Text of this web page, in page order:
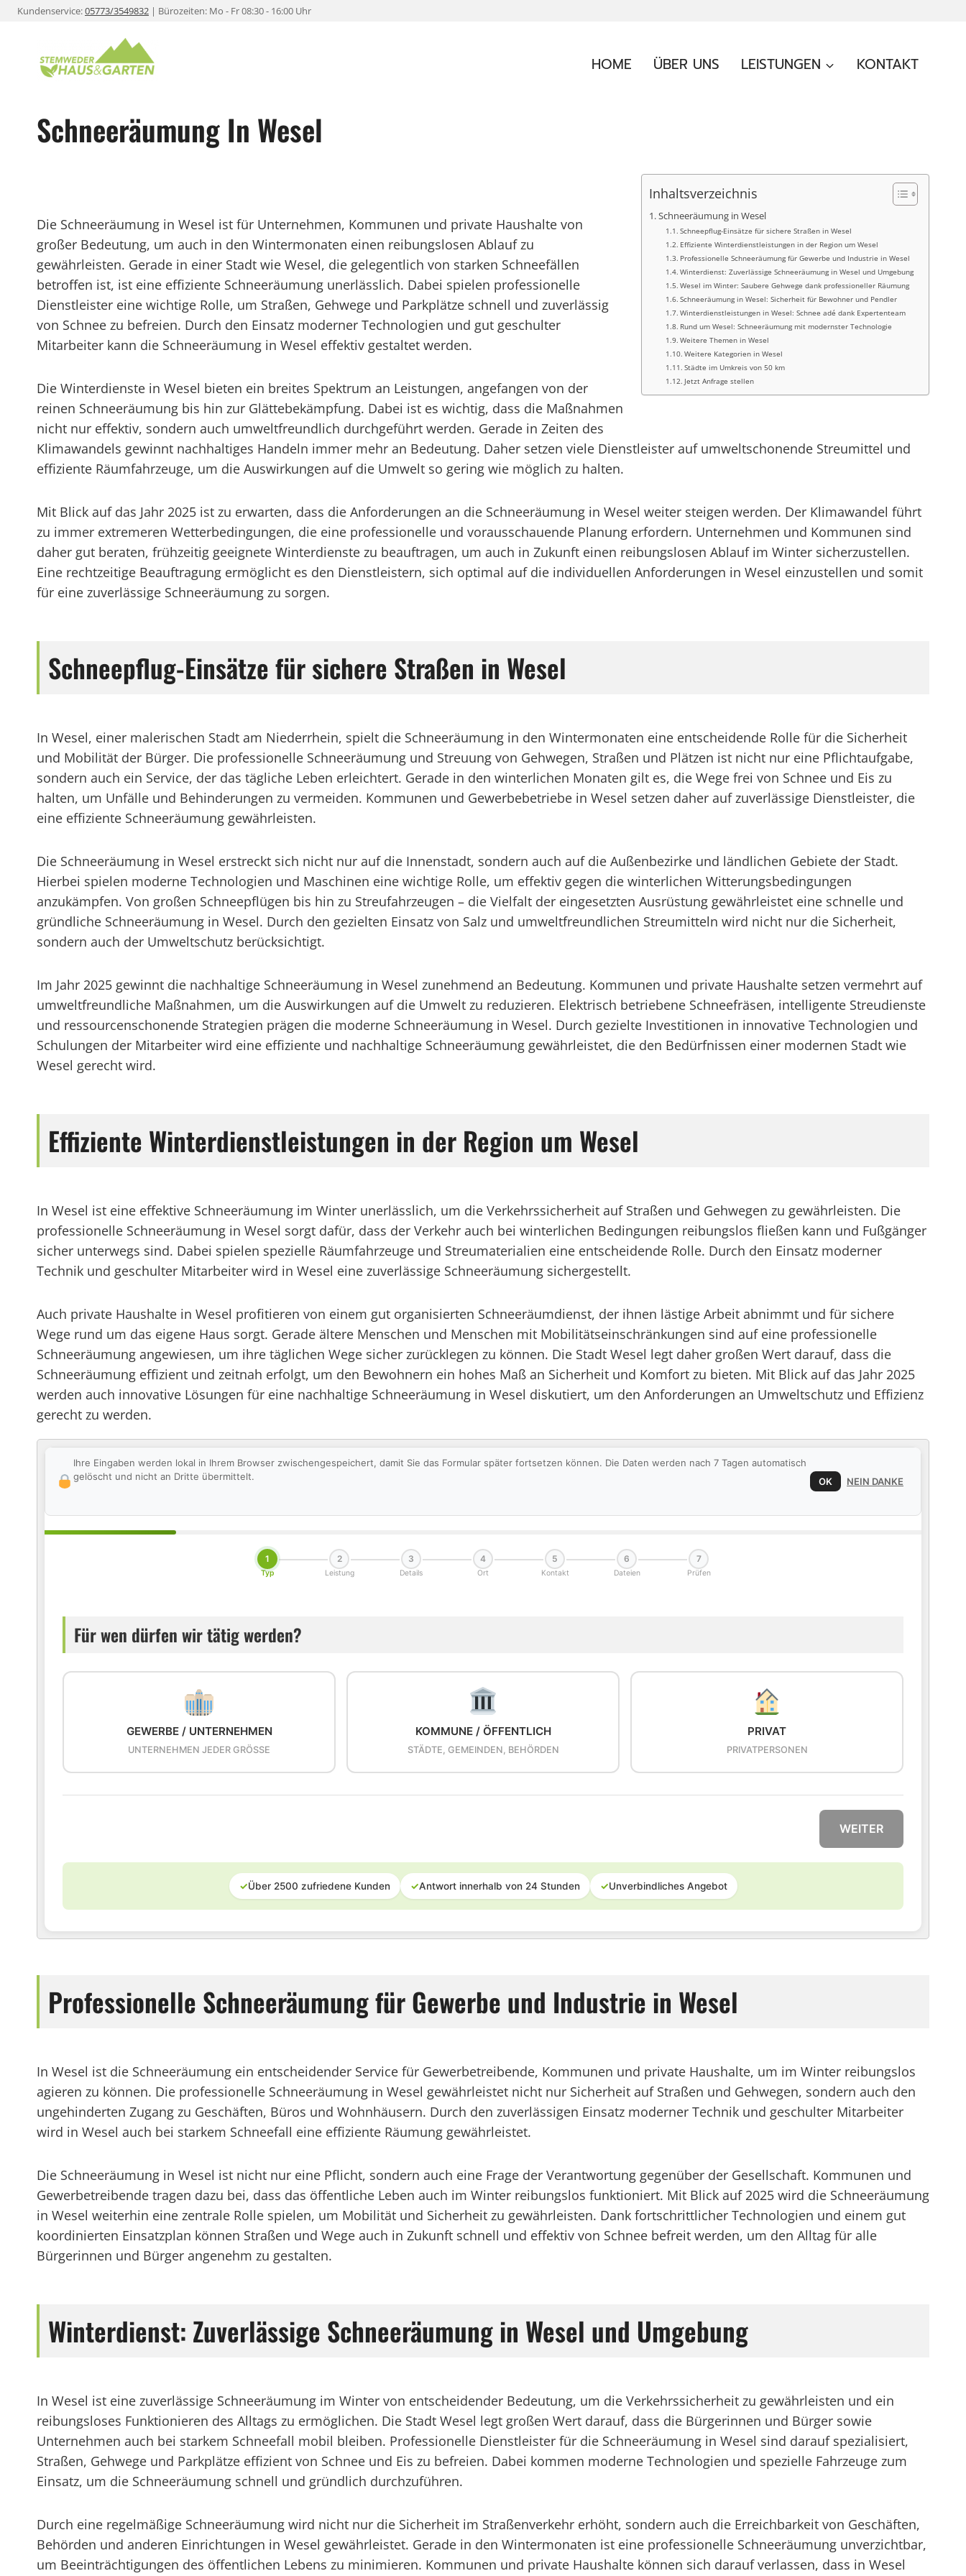
ZumKundenservice:05773/3549832 | Bürozeiten: Mo - Fr 08:30 - 16:00 Uhr
HOME ÜBER UNS LEISTUNGEN KONTAKT
Schneeräumung In Wesel
Inhaltsverzeichnis
Schneeräumung in Wesel
Schneepflug-Einsätze für sichere Straßen in Wesel
Effiziente Winterdienstleistungen in der Region um Wesel
Professionelle Schneeräumung für Gewerbe und Industrie in Wesel
Winterdienst: Zuverlässige Schneeräumung in Wesel und Umgebung
Wesel im Winter: Saubere Gehwege dank professioneller Räumung
Schneeräumung in Wesel: Sicherheit für Bewohner und Pendler
Winterdienstleistungen in Wesel: Schnee adé dank Expertenteam
Rund um Wesel: Schneeräumung mit modernster Technologie
Weitere Themen in Wesel
Weitere Kategorien in Wesel
Städte im Umkreis von 50 km
Jetzt Anfrage stellen
Die Schneeräumung in Wesel ist für Unternehmen, Kommunen und private Haushalte von
großer Bedeutung, um auch in den Wintermonaten einen reibungslosen Ablauf zu
gewährleisten. Gerade in einer Stadt wie Wesel, die gelegentlich von starken Schneefällen
betroffen ist, ist eine effiziente Schneeräumung unerlässlich. Dabei spielen professionelle
Dienstleister eine wichtige Rolle, um Straßen, Gehwege und Parkplätze schnell und zuverlässig
von Schnee zu befreien. Durch den Einsatz moderner Technologien und gut geschulter
Mitarbeiter kann die Schneeräumung in Wesel effektiv gestaltet werden.
Die Winterdienste in Wesel bieten ein breites Spektrum an Leistungen, angefangen von der
reinen Schneeräumung bis hin zur Glättebekämpfung. Dabei ist es wichtig, dass die Maßnahmen
nicht nur effektiv, sondern auch umweltfreundlich durchgeführt werden. Gerade in Zeiten des
Klimawandels gewinnt nachhaltiges Handeln immer mehr an Bedeutung. Daher setzen viele Dienstleister auf umweltschonende Streumittel und
effiziente Räumfahrzeuge, um die Auswirkungen auf die Umwelt so gering wie möglich zu halten.
Mit Blick auf das Jahr 2025 ist zu erwarten, dass die Anforderungen an die Schneeräumung in Wesel weiter steigen werden. Der Klimawandel führt
zu immer extremeren Wetterbedingungen, die eine professionelle und vorausschauende Planung erfordern. Unternehmen und Kommunen sind
daher gut beraten, frühzeitig geeignete Winterdienste zu beauftragen, um auch in Zukunft einen reibungslosen Ablauf im Winter sicherzustellen.
Eine rechtzeitige Beauftragung ermöglicht es den Dienstleistern, sich optimal auf die individuellen Anforderungen in Wesel einzustellen und somit
für eine zuverlässige Schneeräumung zu sorgen.
Schneepflug-Einsätze für sichere Straßen in Wesel
In Wesel, einer malerischen Stadt am Niederrhein, spielt die Schneeräumung in den Wintermonaten eine entscheidende Rolle für die Sicherheit
und Mobilität der Bürger. Die professionelle Schneeräumung und Streuung von Gehwegen, Straßen und Plätzen ist nicht nur eine Pflichtaufgabe,
sondern auch ein Service, der das tägliche Leben erleichtert. Gerade in den winterlichen Monaten gilt es, die Wege frei von Schnee und Eis zu
halten, um Unfälle und Behinderungen zu vermeiden. Kommunen und Gewerbebetriebe in Wesel setzen daher auf zuverlässige Dienstleister, die
eine effiziente Schneeräumung gewährleisten.
Die Schneeräumung in Wesel erstreckt sich nicht nur auf die Innenstadt, sondern auch auf die Außenbezirke und ländlichen Gebiete der Stadt.
Hierbei spielen moderne Technologien und Maschinen eine wichtige Rolle, um effektiv gegen die winterlichen Witterungsbedingungen
anzukämpfen. Von großen Schneepflügen bis hin zu Streufahrzeugen – die Vielfalt der eingesetzten Ausrüstung gewährleistet eine schnelle und
gründliche Schneeräumung in Wesel. Durch den gezielten Einsatz von Salz und umweltfreundlichen Streumitteln wird nicht nur die Sicherheit,
sondern auch der Umweltschutz berücksichtigt.
Im Jahr 2025 gewinnt die nachhaltige Schneeräumung in Wesel zunehmend an Bedeutung. Kommunen und private Haushalte setzen vermehrt auf
umweltfreundliche Maßnahmen, um die Auswirkungen auf die Umwelt zu reduzieren. Elektrisch betriebene Schneefräsen, intelligente Streudienste
und ressourcenschonende Strategien prägen die moderne Schneeräumung in Wesel. Durch gezielte Investitionen in innovative Technologien und
Schulungen der Mitarbeiter wird eine effiziente und nachhaltige Schneeräumung gewährleistet, die den Bedürfnissen einer modernen Stadt wie
Wesel gerecht wird.
Effiziente Winterdienstleistungen in der Region um Wesel
In Wesel ist eine effektive Schneeräumung im Winter unerlässlich, um die Verkehrssicherheit auf Straßen und Gehwegen zu gewährleisten. Die
professionelle Schneeräumung in Wesel sorgt dafür, dass der Verkehr auch bei winterlichen Bedingungen reibungslos fließen kann und Fußgänger
sicher unterwegs sind. Dabei spielen spezielle Räumfahrzeuge und Streumaterialien eine entscheidende Rolle. Durch den Einsatz moderner
Technik und geschulter Mitarbeiter wird in Wesel eine zuverlässige Schneeräumung sichergestellt.
Auch private Haushalte in Wesel profitieren von einem gut organisierten Schneeräumdienst, der ihnen lästige Arbeit abnimmt und für sichere
Wege rund um das eigene Haus sorgt. Gerade ältere Menschen und Menschen mit Mobilitätseinschränkungen sind auf eine professionelle
Schneeräumung angewiesen, um ihre täglichen Wege sicher zurücklegen zu können. Die Stadt Wesel legt daher großen Wert darauf, dass die
Schneeräumung effizient und zeitnah erfolgt, um den Bewohnern ein hohes Maß an Sicherheit und Komfort zu bieten. Mit Blick auf das Jahr 2025
werden auch innovative Lösungen für eine nachhaltige Schneeräumung in Wesel diskutiert, um den Anforderungen an Umweltschutz und Effizienz
gerecht zu werden.
Ihre Eingaben werden lokal in Ihrem Browser zwischengespeichert, damit Sie das Formular später fortsetzen können. Die Daten werden nach 7 Tagen automatisch
gelöscht und nicht an Dritte übermittelt.
OK NEIN DANKE
1
Typ
2
Leistung
3
Details
4
Ort
5
Kontakt
6
Dateien
7
Prüfen
Für wen dürfen wir tätig werden?
GEWERBE / UNTERNEHMEN
UNTERNEHMEN JEDER GRÖSSE
KOMMUNE / ÖFFENTLICH
STÄDTE, GEMEINDEN, BEHÖRDEN
PRIVAT
PRIVATPERSONEN
WEITER
✓Über 2500 zufriedene Kunden ✓Antwort innerhalb von 24 Stunden ✓Unverbindliches Angebot
Professionelle Schneeräumung für Gewerbe und Industrie in Wesel
In Wesel ist die Schneeräumung ein entscheidender Service für Gewerbetreibende, Kommunen und private Haushalte, um im Winter reibungslos
agieren zu können. Die professionelle Schneeräumung in Wesel gewährleistet nicht nur Sicherheit auf Straßen und Gehwegen, sondern auch den
ungehinderten Zugang zu Geschäften, Büros und Wohnhäusern. Durch den zuverlässigen Einsatz moderner Technik und geschulter Mitarbeiter
wird in Wesel auch bei starkem Schneefall eine effiziente Räumung gewährleistet.
Die Schneeräumung in Wesel ist nicht nur eine Pflicht, sondern auch eine Frage der Verantwortung gegenüber der Gesellschaft. Kommunen und
Gewerbetreibende tragen dazu bei, dass das öffentliche Leben auch im Winter reibungslos funktioniert. Mit Blick auf 2025 wird die Schneeräumung
in Wesel weiterhin eine zentrale Rolle spielen, um Mobilität und Sicherheit zu gewährleisten. Dank fortschrittlicher Technologien und einem gut
koordinierten Einsatzplan können Straßen und Wege auch in Zukunft schnell und effektiv von Schnee befreit werden, um den Alltag für alle
Bürgerinnen und Bürger angenehm zu gestalten.
Winterdienst: Zuverlässige Schneeräumung in Wesel und Umgebung
In Wesel ist eine zuverlässige Schneeräumung im Winter von entscheidender Bedeutung, um die Verkehrssicherheit zu gewährleisten und ein
reibungsloses Funktionieren des Alltags zu ermöglichen. Die Stadt Wesel legt großen Wert darauf, dass die Bürgerinnen und Bürger sowie
Unternehmen auch bei starkem Schneefall mobil bleiben. Professionelle Dienstleister für die Schneeräumung in Wesel sind darauf spezialisiert,
Straßen, Gehwege und Parkplätze effizient von Schnee und Eis zu befreien. Dabei kommen moderne Technologien und spezielle Fahrzeuge zum
Einsatz, um die Schneeräumung schnell und gründlich durchzuführen.
Durch eine regelmäßige Schneeräumung wird nicht nur die Sicherheit im Straßenverkehr erhöht, sondern auch die Erreichbarkeit von Geschäften,
Behörden und anderen Einrichtungen in Wesel gewährleistet. Gerade in den Wintermonaten ist eine professionelle Schneeräumung unverzichtbar,
um Beeinträchtigungen des öffentlichen Lebens zu minimieren. Kommunen und private Haushalte können sich darauf verlassen, dass in Wesel